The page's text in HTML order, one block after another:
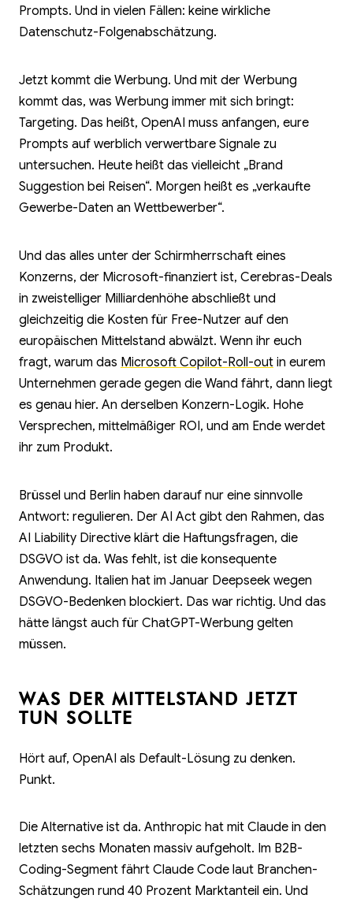
Prompts. Und in vielen Fällen: keine wirkliche
Datenschutz-Folgenabschätzung.
Jetzt kommt die Werbung. Und mit der Werbung
kommt das, was Werbung immer mit sich bringt:
Targeting. Das heißt, OpenAI muss anfangen, eure
Prompts auf werblich verwertbare Signale zu
untersuchen. Heute heißt das vielleicht „Brand
Suggestion bei Reisen“. Morgen heißt es „verkaufte
Gewerbe-Daten an Wettbewerber“.
Und das alles unter der Schirmherrschaft eines
Konzerns, der Microsoft-finanziert ist, Cerebras-Deals
in zweistelliger Milliardenhöhe abschließt und
gleichzeitig die Kosten für Free-Nutzer auf den
europäischen Mittelstand abwälzt. Wenn ihr euch
fragt, warum das Microsoft Copilot-Roll-out in eurem
Unternehmen gerade gegen die Wand fährt, dann liegt
es genau hier. An derselben Konzern-Logik. Hohe
Versprechen, mittelmäßiger ROI, und am Ende werdet
ihr zum Produkt.
Brüssel und Berlin haben darauf nur eine sinnvolle
Antwort: regulieren. Der AI Act gibt den Rahmen, das
AI Liability Directive klärt die Haftungsfragen, die
DSGVO ist da. Was fehlt, ist die konsequente
Anwendung. Italien hat im Januar Deepseek wegen
DSGVO-Bedenken blockiert. Das war richtig. Und das
hätte längst auch für ChatGPT-Werbung gelten
müssen.
WAS DER MITTELSTAND JETZT
TUN SOLLTE
Hört auf, OpenAI als Default-Lösung zu denken.
Punkt.
Die Alternative ist da. Anthropic hat mit Claude in den
letzten sechs Monaten massiv aufgeholt. Im B2B-
Coding-Segment fährt Claude Code laut Branchen-
Schätzungen rund 40 Prozent Marktanteil ein. Und